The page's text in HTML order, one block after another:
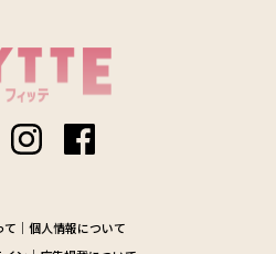
て
個人情報について